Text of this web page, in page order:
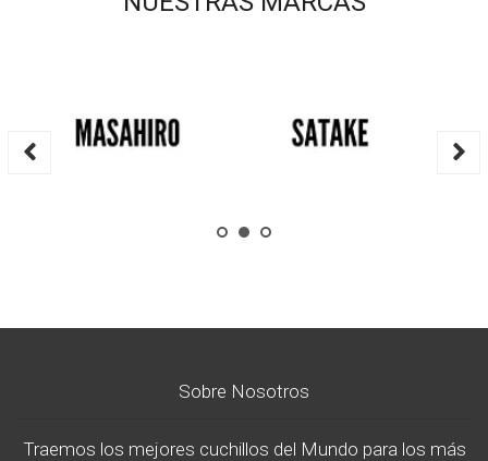
Sobre Nosotros
Traemos los mejores cuchillos del Mundo para los más